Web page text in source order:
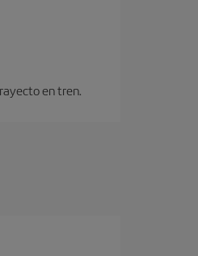
en tren.